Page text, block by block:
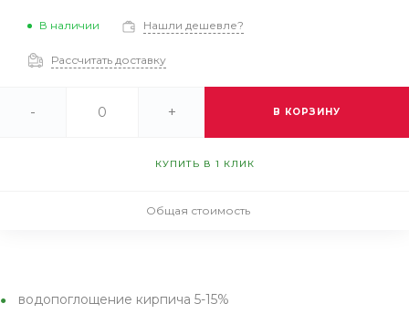
В наличии Нашли дешевле?
Рассчитать доставку
- + В КОРЗИНУ
КУПИТЬ В 1 КЛИК
Общая стоимость
водопоглощение кирпича 5-15%